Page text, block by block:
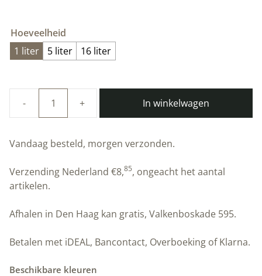
Hoeveelheid
1 liter
5 liter 16 liter
Baroque
White
|
Stucco
aantal
In winkelwagen
Vandaag besteld, morgen verzonden.
Verzending Nederland €8,85, ongeacht het aantal
artikelen.
Afhalen in Den Haag kan gratis, Valkenboskade 595.
Betalen met iDEAL, Bancontact, Overboeking of Klarna.
Beschikbare kleuren